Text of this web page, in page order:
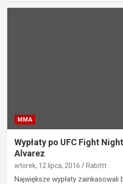
MMA
Wypłaty po UFC Fight
Alvarez
wtorek, 12 lipca, 2016 Rabittt
Największe wypłaty zainkasowali